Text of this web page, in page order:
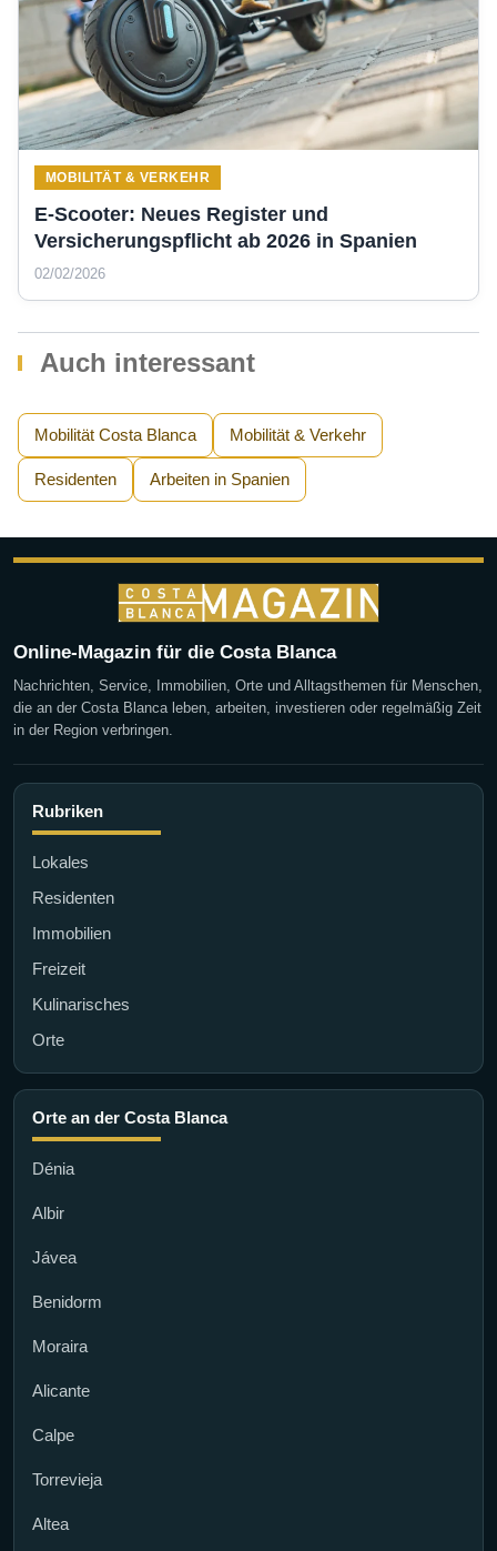
MOBILITÄT & VERKEHR
E-Scooter: Neues Register und
Versicherungspflicht ab 2026 in Spanien
02/02/2026
Auch interessant
Mobilität Costa Blanca Mobilität & Verkehr
Residenten Arbeiten in Spanien
Online-Magazin für die Costa Blanca
Nachrichten, Service, Immobilien, Orte und Alltagsthemen für Menschen,
die an der Costa Blanca leben, arbeiten, investieren oder regelmäßig Zeit
in der Region verbringen.
Rubriken
Lokales
Residenten
Immobilien
Freizeit
Kulinarisches
Orte
Orte an der Costa Blanca
Dénia
Albir
Jávea
Benidorm
Moraira
Alicante
Calpe
Torrevieja
Altea